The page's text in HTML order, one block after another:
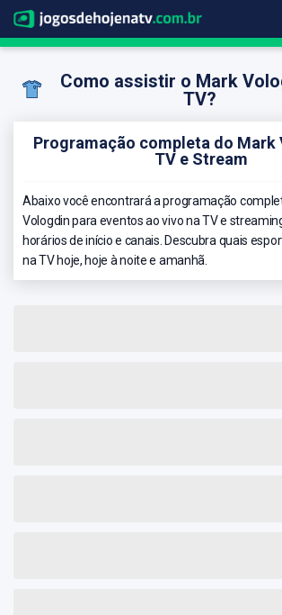
Como assistir o Mark
TV?
Programação completa do Mark
TV e Stream
Abaixo você encontrará a programação
Vologdin para eventos ao vivo na TV e
horários de início e canais. Descubra quais
na TV hoje, hoje à noite e amanhã.